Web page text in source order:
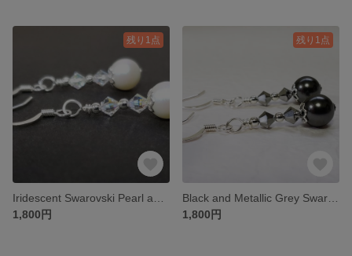
残り1点
1,800円
残り1点
1,800円